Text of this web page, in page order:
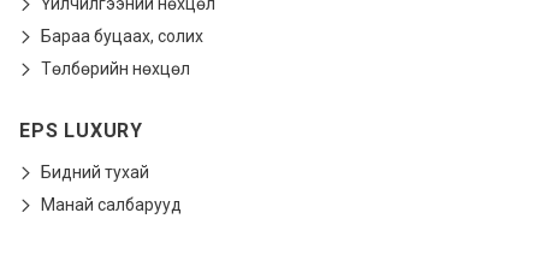
Бараа буцаах, солих
Төлбөрийн нөхцөл
EPS LUXURY
Бидний тухай
Манай салбарууд